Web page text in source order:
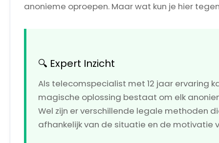
anonieme oproepen. Maar wat kun je hier
🔍 Expert Inzicht
Als telecomspecialist met 12 jaar ervaring
magische oplossing bestaat om elk
Wel zijn er verschillende legale methoden
afhankelijk van de situatie en de motivatie